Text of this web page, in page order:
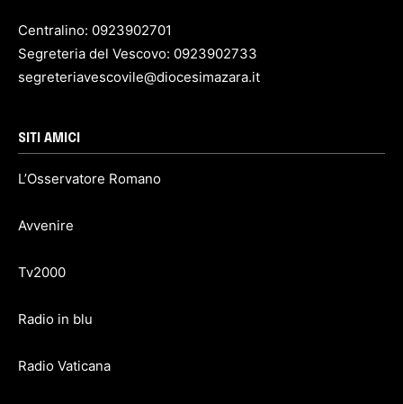
Centralino: 0923902701
Segreteria del Vescovo: 0923902733
segreteriavescovile@diocesimazara.it
SITI AMICI
L’Osservatore Romano
Avvenire
Tv2000
Radio in blu
Radio Vaticana